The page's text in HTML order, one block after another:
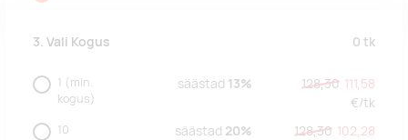
3. Vali Kogus 0 tk
1 (min.
kogus)
säästad 13% 128,30 111,58
€/tk
10 säästad 20% 128,30 102,28